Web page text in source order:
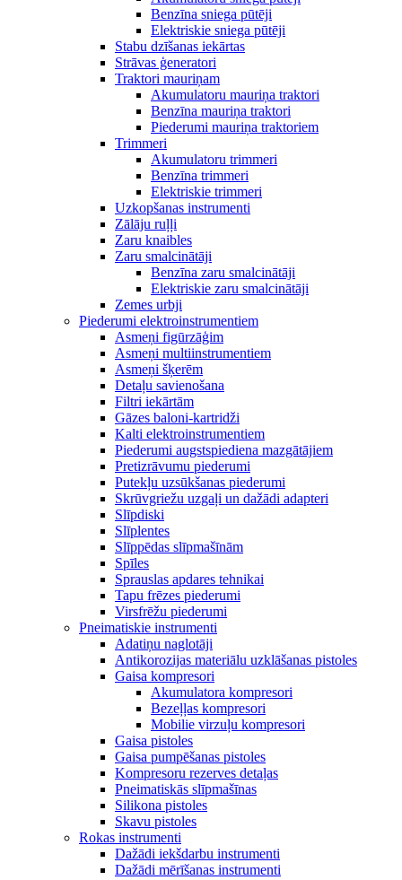
Benzīna sniega pūtēji
Elektriskie sniega pūtēji
Stabu dzīšanas iekārtas
Strāvas ģeneratori
Traktori mauriņam
Akumulatoru mauriņa traktori
Benzīna mauriņa traktori
Piederumi mauriņa traktoriem
Trimmeri
Akumulatoru trimmeri
Benzīna trimmeri
Elektriskie trimmeri
Uzkopšanas instrumenti
Zālāju ruļļi
Zaru knaibles
Zaru smalcinātāji
Benzīna zaru smalcinātāji
Elektriskie zaru smalcinātāji
Zemes urbji
Piederumi elektroinstrumentiem
Asmeņi figūrzāģim
Asmeņi multiinstrumentiem
Asmeņi šķerēm
Detaļu savienošana
Filtri iekārtām
Gāzes baloni-kartridži
Kalti elektroinstrumentiem
Piederumi augstspiediena mazgātājiem
Pretizrāvumu piederumi
Putekļu uzsūkšanas piederumi
Skrūvgriežu uzgaļi un dažādi adapteri
Slīpdiski
Slīplentes
Slīppēdas slīpmašīnām
Spīles
Sprauslas apdares tehnikai
Tapu frēzes piederumi
Virsfrēžu piederumi
Pneimatiskie instrumenti
Adatiņu naglotāji
Antikorozijas materiālu uzklāšanas pistoles
Gaisa kompresori
Akumulatora kompresori
Bezeļļas kompresori
Mobilie virzuļu kompresori
Gaisa pistoles
Gaisa pumpēšanas pistoles
Kompresoru rezerves detaļas
Pneimatiskās slīpmašīnas
Silikona pistoles
Skavu pistoles
Rokas instrumenti
Dažādi iekšdarbu instrumenti
Dažādi mērīšanas instrumenti